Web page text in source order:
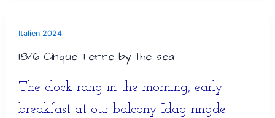
Italien 2024
18/6 Cinque Terre by the sea
The clock rang in the morning, early
breakfast at our balcony Idag ringde